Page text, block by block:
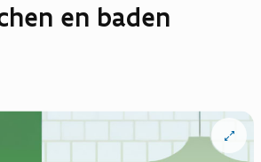
en baden
Open
vergrote